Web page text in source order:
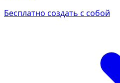
Бесплатно создать с собой